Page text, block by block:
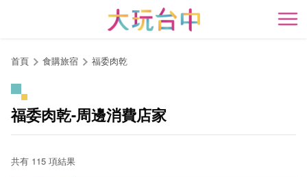
開
首頁 食購旅宿 福委肉乾
福委肉乾-周邊消費店家
共有 115 項結果